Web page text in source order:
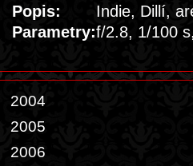
Popis:
Indie, Dillí,
Parametry:f/2.8, 1/100
2004
2005
2006